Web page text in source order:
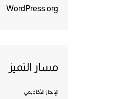
WordPress.org
مسار التميز
الإنجاز الأكاديمي